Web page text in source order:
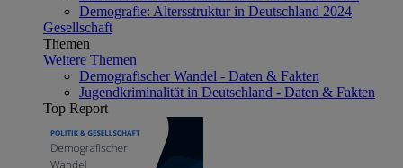
Demografie: Altersstruktur in Deutschland 2024
Gesellschaft
Themen
Weitere Themen
Demografischer Wandel - Daten & Fakten
Jugendkriminalität in Deutschland - Daten & Fakten
Top Report